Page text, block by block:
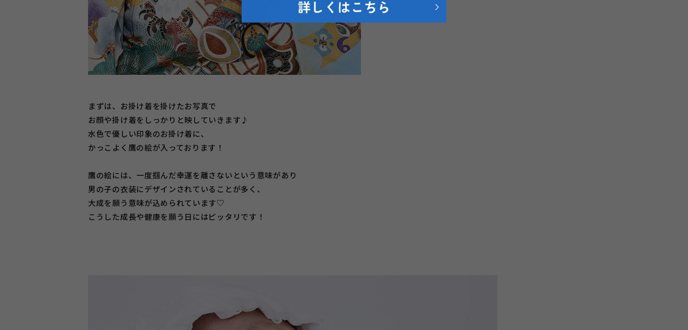
まずは、お掛け着を掛けたお写真で
お顔や掛け着をしっかりと映していきます♪
水色で優しい印象のお掛け着に、
かっこよく鷹の絵が入っております！
鷹の絵には、一度掴んだ幸運を離さないという意味があり
男の子の衣装にデザインされていることが多く、
大成を願う意味が込められています♡
こうした成長や健康を願う日にはピッタリです！